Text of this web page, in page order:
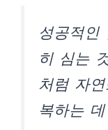
성공적인
히 심는
처럼 자
복하는